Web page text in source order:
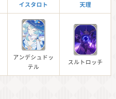
イスタロト 天理
アンデシュドッ
テル
スルトロッチ